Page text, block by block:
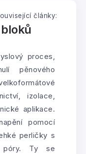
články:
proces,
pěnového
izolace,
aplikace.
pomocí
perličky s
póry. Ty se